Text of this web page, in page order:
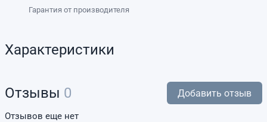
Гарантия от производителя
Характеристики
Отзывы 0 Добавить отзыв
Отзывов еще нет